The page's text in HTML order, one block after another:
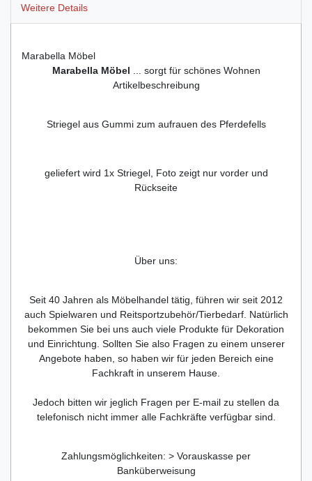
Weitere Details
Marabella Möbel
Marabella Möbel ... sorgt für schönes Wohnen
Artikelbeschreibung
Striegel aus Gummi zum aufrauen des Pferdefells
geliefert wird 1x Striegel, Foto zeigt nur vorder und
Rückseite
Über uns:
Seit 40 Jahren als Möbelhandel tätig, führen wir seit 2012
auch Spielwaren und Reitsportzubehör/Tierbedarf. Natürlich
bekommen Sie bei uns auch viele Produkte für Dekoration
und Einrichtung. Sollten Sie also Fragen zu einem unserer
Angebote haben, so haben wir für jeden Bereich eine
Fachkraft in unserem Hause.
Jedoch bitten wir jeglich Fragen per E-mail zu stellen da
telefonisch nicht immer alle Fachkräfte verfügbar sind.
Zahlungsmöglichkeiten: > Vorauskasse per
Banküberweisung